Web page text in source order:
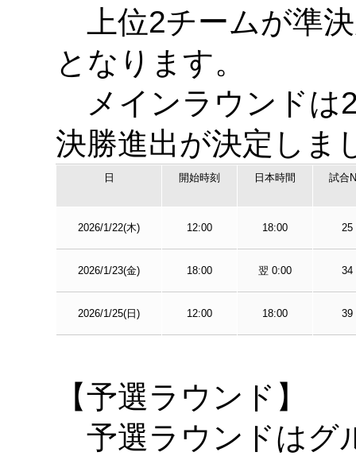
上位2チームが準
となります。
メインラウンドは
決勝進出が決定しま
日 開始時刻 日本時間 試合
2026/1/22(木) 12:00 18:00 25
2026/1/23(金) 18:00 翌 0:00 34
2026/1/25(日) 12:00 18:00 39
【予選ラウンド】
予選ラウンドはグ